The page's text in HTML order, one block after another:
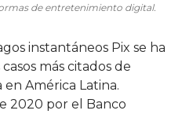
de entretenimiento digital.
instantáneos Pix se ha
más citados de
América Latina.
2020 por el Banco